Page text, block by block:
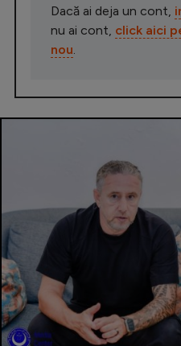
Dacă ai deja un cont,
nu ai cont, click aici
nou